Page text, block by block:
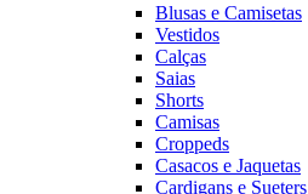
Blusas e Camisetas
Vestidos
Calças
Saias
Shorts
Camisas
Croppeds
Casacos e Jaquetas
Cardigans e Sueters